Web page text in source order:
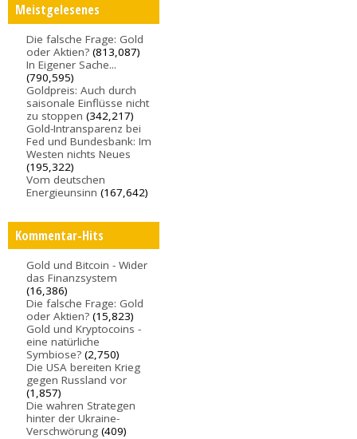
Meistgelesenes
Die falsche Frage: Gold
oder Aktien? (813,087)
In Eigener Sache...
(790,595)
Goldpreis: Auch durch
saisonale Einflüsse nicht
zu stoppen (342,217)
Gold-Intransparenz bei
Fed und Bundesbank: Im
Westen nichts Neues
(195,322)
Vom deutschen
Energieunsinn (167,642)
Kommentar-Hits
Gold und Bitcoin - Wider
das Finanzsystem
(16,386)
Die falsche Frage: Gold
oder Aktien? (15,823)
Gold und Kryptocoins -
eine natürliche
Symbiose? (2,750)
Die USA bereiten Krieg
gegen Russland vor
(1,857)
Die wahren Strategen
hinter der Ukraine-
Verschwörung (409)